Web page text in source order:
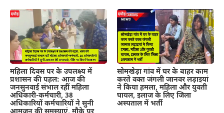
महिला दिवस पर के उपलक्ष्य में
प्रशासन की पहल: आज की
जनसुनवाई संभाल रहीं महिला
अधिकारी-कर्मचारी, 38
अधिकारियों कर्मचारियों ने सुनी
सोमखेड़ा गांव में घर के बाहर काम
करते वक्त जंगली जानवर लड़ाइयां
ने किया हमला, महिला और युवती
घायल, इलाज के लिए जिला
अस्पताल में भर्ती